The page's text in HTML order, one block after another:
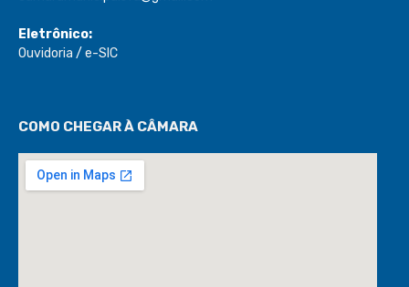
Eletrônico:
Ouvidoria / e-SIC
COMO CHEGAR À CÂMARA